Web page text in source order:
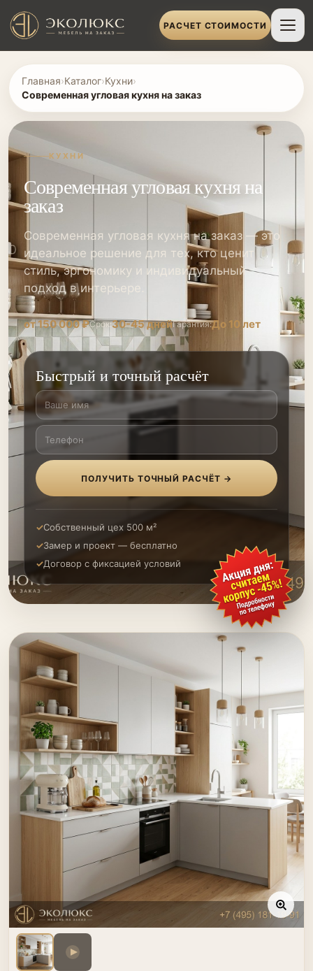
РАСЧЕТ СТОИМОСТИ
Главная›Каталог›Кухни›
Современная угловая кухня на заказ
КУХНИ
Современная угловая кухня на
заказ
Современная угловая кухня на заказ — это
идеальное решение для тех, кто ценит
стиль, эргономику и индивидуальный
подход в интерьере.
от 150 000 ₽Срок:30-45 днейГарантия:До 10 лет
Быстрый и точный расчёт
ПОЛУЧИТЬ ТОЧНЫЙ РАСЧЁТ →
Собственный цех 500 м²
Замер и проект — бесплатно
Договор с фиксацией условий